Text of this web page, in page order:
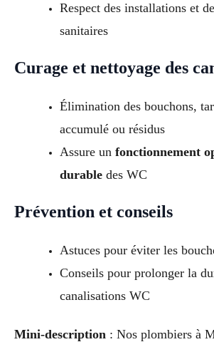
Respect des installations et
sanitaires
Curage et nettoyage des
Élimination des bouchons,
accumulé ou résidus
Assure un fonctionnement
durabledes WC
Prévention et conseils
Astuces pour éviter les
Conseils pour prolonger la
canalisations WC
Mini-description : Nos plombiers à